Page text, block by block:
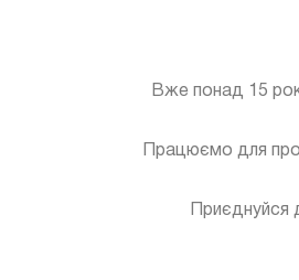
Вже понад 15
Працюємо для
Приєднуйся